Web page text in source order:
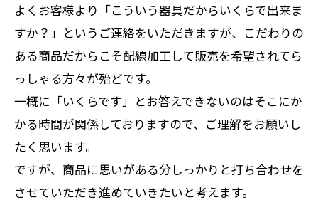
よくお客様より「こういう器具だからいくらで出来ま
すか？」というご連絡をいただきますが、こだわりの
ある商品だからこそ配線加工して販売を希望されてら
っしゃる方々が殆どです。
一概に「いくらです」とお答えできないのはそこにか
かる時間が関係しておりますので、ご理解をお願いし
たく思います。
ですが、商品に思いがある分しっかりと打ち合わせを
させていただき進めていきたいと考えます。